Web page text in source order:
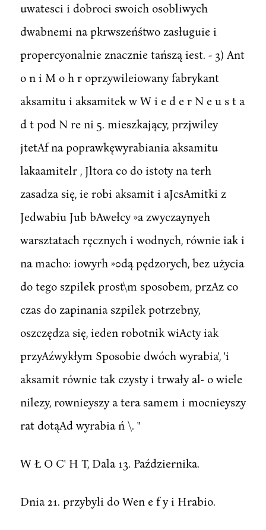
uwatesci i dobroci swoich osobliwych
dwabnemi na pkrwszeńśtwo zasługuie i
propercyonalnie znacznie tańszą iest. - 3) Ant
o n i M o h r oprzywileiowany fabrykant
aksamitu i aksamitek w W i e d e r N e u s t a
d t pod N re ni 5. mieszkający, przjwiley
jtetAf na poprawkęwyrabiania aksamitu
lakaamitelr , Jltora co do istoty na terh
zasadza się, ie robi aksamit i aJcsAmitki z
Jedwabiu Jub bAwełcy »a zwyczaynyeh
warsztatach ręcznych i wodnych, równie iak i
na macho: iowyrh »0dą pędzorych, bez użycia
do tego szpilek prost\m sposobem, przAz co
czas do zapinania szpilek potrzebny,
oszczędza się, ieden robotnik wiActy iak
przyAźwykłym Sposobie dwóch wyrabia', 'i
aksamit równie tak czysty i trwały al- o wiele
nilezy, rownieyszy a tera samem i mocnieyszy
rat dotąAd wyrabia ń \. "
W Ł O C' H T, Dala 13. Października.
Dnia 21. przybyli do Wen e f y i Hrabio.